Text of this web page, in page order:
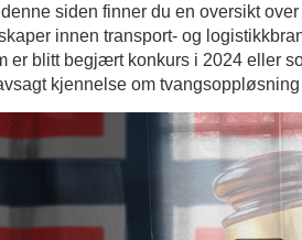
siden finner du en oversikt over
innen transport- og
er blitt begjært konkurs i 2024 eller
kjennelse om tvangsoppløsning